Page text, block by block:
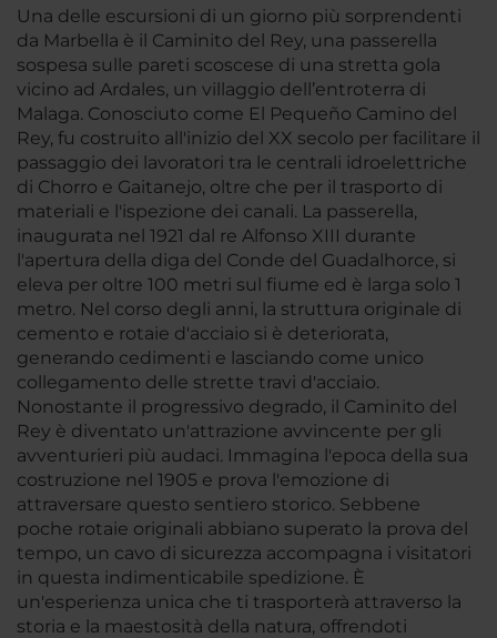
Una delle escursioni di un giorno più sorprendenti
da Marbella è il Caminito del Rey, una passerella
sospesa sulle pareti scoscese di una stretta gola
vicino ad Ardales, un villaggio dell’entroterra di
Malaga. Conosciuto come El Pequeño Camino del
Rey, fu costruito all'inizio del XX secolo per facilitare il
passaggio dei lavoratori tra le centrali idroelettriche
di Chorro e Gaitanejo, oltre che per il trasporto di
materiali e l'ispezione dei canali. La passerella,
inaugurata nel 1921 dal re Alfonso XIII durante
l'apertura della diga del Conde del Guadalhorce, si
eleva per oltre 100 metri sul fiume ed è larga solo 1
metro. Nel corso degli anni, la struttura originale di
cemento e rotaie d'acciaio si è deteriorata,
generando cedimenti e lasciando come unico
collegamento delle strette travi d'acciaio.
Nonostante il progressivo degrado, il Caminito del
Rey è diventato un'attrazione avvincente per gli
avventurieri più audaci. Immagina l'epoca della sua
costruzione nel 1905 e prova l'emozione di
attraversare questo sentiero storico. Sebbene
poche rotaie originali abbiano superato la prova del
tempo, un cavo di sicurezza accompagna i visitatori
in questa indimenticabile spedizione. È
un'esperienza unica che ti trasporterà attraverso la
storia e la maestosità della natura, offrendoti